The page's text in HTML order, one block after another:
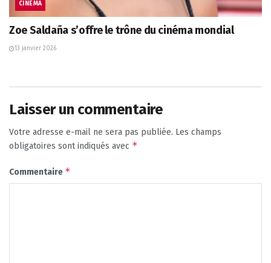
CINÉMA
Zoe Saldaña s’offre le trône du cinéma mondial
13 janvier 2026
Laisser un commentaire
Votre adresse e-mail ne sera pas publiée. Les champs
obligatoires sont indiqués avec *
Commentaire *